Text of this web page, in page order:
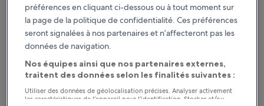
Économisez plus grâce aux Prix membres
Consultez les prix pour ces dates
Ce soir
6 août - 7 août
Demain
7 août - 8 août
préférences en cliquant ci-dessous ou à tout moment sur
la page de la politique de confidentialité. Ces préférences
seront signalées à nos partenaires et n’affecteront pas les
données de navigation.
Nos équipes ainsi que nos partenaires externes,
traitent des données selon les finalités suivantes :
Utiliser des données de géolocalisation précises. Analyser activement
les caractéristiques de l’appareil pour l’identification. Stocker et/ou